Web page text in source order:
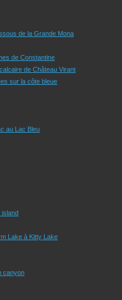
de la Grande Mona
de Constantine
de Château Virant
sur la côte bleue
au Lac Bleu
island
Lake à Kitty Lake
canyon